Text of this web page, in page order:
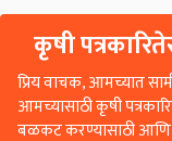
कृषी
प्रिय वाचक, आमच्यात
आमच्यासाठी कृषी
बळकट करण्यासाठी आणि